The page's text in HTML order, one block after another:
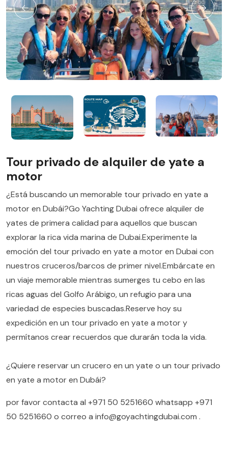
Tour privado de alquiler de yate a
motor
¿Está buscando un memorable tour privado en yate a
motor en Dubái?Go Yachting Dubai ofrece alquiler de
yates de primera calidad para aquellos que buscan
explorar la rica vida marina de Dubai.Experimente la
emoción del tour privado en yate a motor en Dubai con
nuestros cruceros/barcos de primer nivel.Embárcate en
un viaje memorable mientras sumerges tu cebo en las
ricas aguas del Golfo Arábigo, un refugio para una
variedad de especies buscadas.Reserve hoy su
expedición en un tour privado en yate a motor y
permítanos crear recuerdos que durarán toda la vida.
¿Quiere reservar un crucero en un yate o un tour privado
en yate a motor en Dubái?
por favor contacta al +971 50 5251660 whatsapp +971
50 5251660 o correo a info@goyachtingdubai.com .